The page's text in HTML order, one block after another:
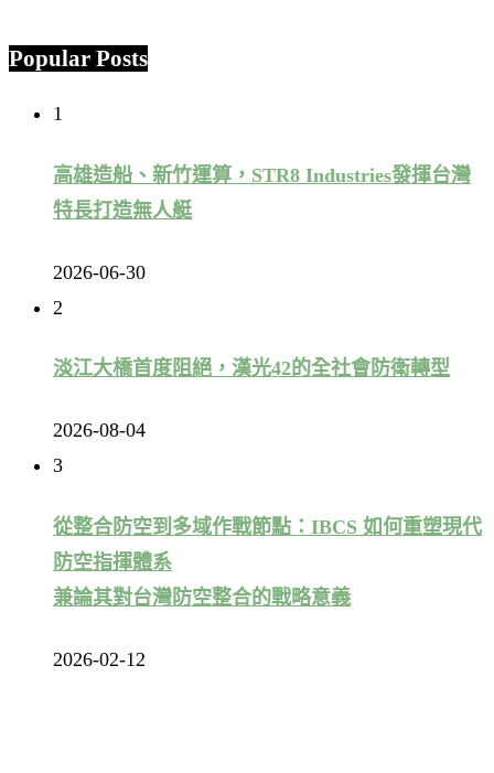
Popular Posts
1
高雄造船、新竹運算，STR8 Industries發揮台灣
特長打造無人艇
2026-06-30
2
淡江大橋首度阻絕，漢光42的全社會防衛轉型
2026-08-04
3
從整合防空到多域作戰節點：IBCS 如何重塑現代
防空指揮體系
兼論其對台灣防空整合的戰略意義
2026-02-12